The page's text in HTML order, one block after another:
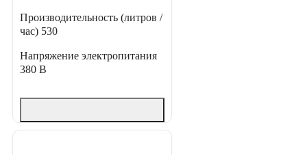
Производительность (литров /
час) 530
Напряжение электропитания
380 В